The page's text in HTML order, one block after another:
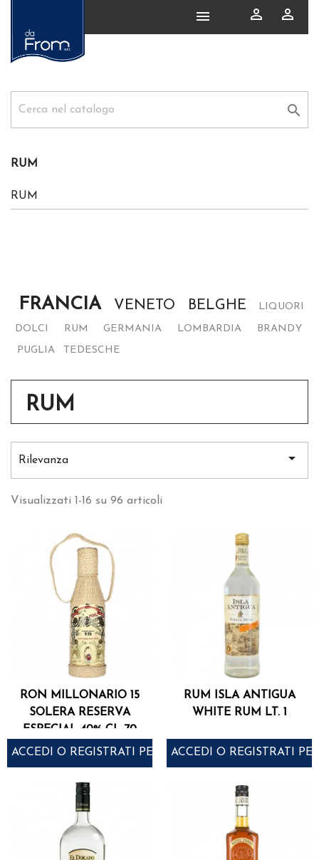
  

RUM
RUM
FRANCIA VENETO BELGHE LIQUORI
DOLCI RUM GERMANIA LOMBARDIA
BRANDY
PUGLIA
TEDESCHE
RUM
Rilevanza 
Visualizzati 1-16 su 96 articoli
RON MILLONARIO 15
SOLERA RESERVA
ESPECIAL 40% CL 70
ACCEDI O REGISTRATI PER ACQUISTARE
RUM ISLA ANTIGUA
WHITE RUM LT. 1
ACCEDI O REGISTRATI